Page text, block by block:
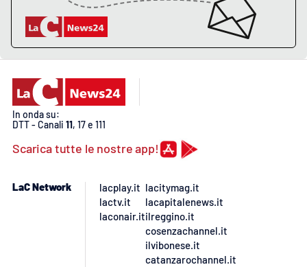
Reggio Calabria
Lamezia Terme
SPECIALI
In onda su:
DTT - Canali 11, 17 e 111
Scarica tutte le nostre app!
LaC Network
lacplay.it
lactv.it
laconair.it
lacitymag.it
lacapitalenews.it
ilreggino.it
cosenzachannel.it
ilvibonese.it
catanzarochannel.it